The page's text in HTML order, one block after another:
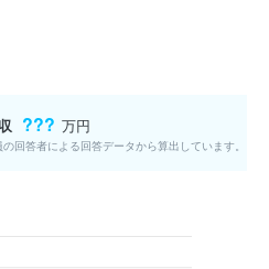
??? 万円
回答者による回答データから算出しています。